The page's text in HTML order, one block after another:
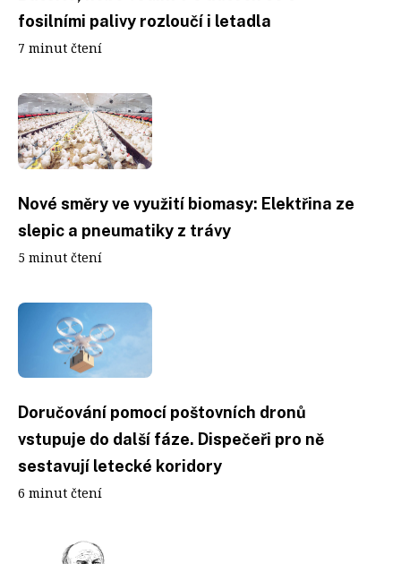
fosilními palivy rozloučí i letadla
7 minut čtení
Nové směry ve využití biomasy: Elektřina ze
slepic a pneumatiky z trávy
5 minut čtení
Doručování pomocí poštovních dronů
vstupuje do další fáze. Dispečeři pro ně
sestavují letecké koridory
6 minut čtení